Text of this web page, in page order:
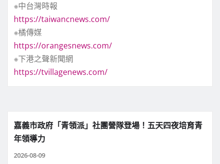
※中台灣時報
https://taiwancnews.com/
※橘傳媒
https://orangesnews.com/
※下港之聲新聞網
https://tvillagenews.com/
嘉義市政府「青領派」社團營隊登場！五天四夜培育青
年領導力
2026-08-09